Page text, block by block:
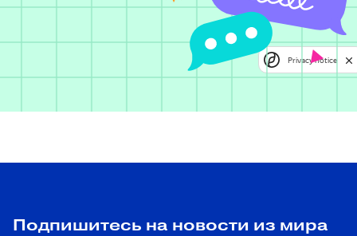
Подпишитесь на новости из мира
Privacy notice